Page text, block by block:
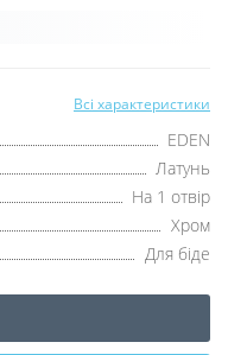
Всі характеристики
EDEN
Латунь
На 1 отвір
Хром
Для біде